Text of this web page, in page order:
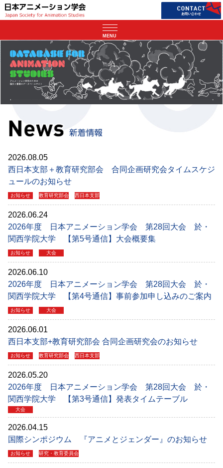
MENU
2026.08.05
西日本支部＋教育研究部会 合同企画研究会タイムスケジ
ュールのお知らせ
お知らせ 教育研究部会 西日本支部
2026.06.24
2026年度 日本アニメーション学会 第28回大会 於・
関西学院大学 【第5号通信】大会概要集
お知らせ 大会
2026.06.10
2026年度 日本アニメーション学会 第28回大会 於・
関西学院大学 【第4号通信】事前参加申し込みのご案内
お知らせ 大会
2026.06.01
西日本支部+教育研究部会 合同企画研究会のお知らせ
お知らせ 教育研究部会 西日本支部
2026.05.20
2026年度 日本アニメーション学会 第28回大会 於・
関西学院大学 【第3号通信】発表タイムテーブル
大会
2026.04.15
国際シンポジウム 『アニメとジェンダー』のお知らせ
お知らせ 研究・教育委員会